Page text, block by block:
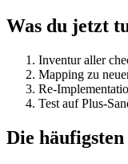
Was du jetzt
Inventur aller
Mapping zu
Re-
Test auf Plus-
Die häufigsten